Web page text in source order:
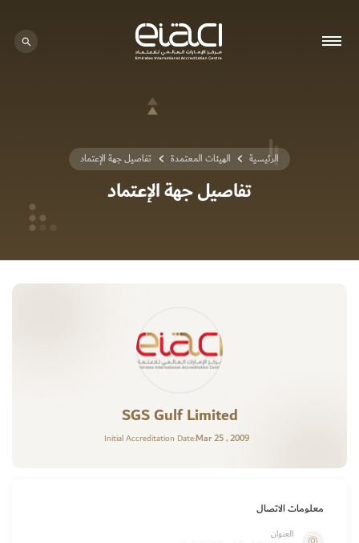
الرئيسية الهيئات المعتمدة تفاصيل جهة الإعتماد
تفاصيل جهة الإعتماد
SGS Gulf Limited
Initial Accreditation Date:Mar 25 , 2009
معلومات الاتصال
العنوان